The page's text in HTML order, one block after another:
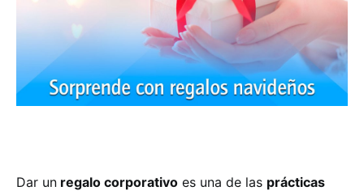
Dar un regalo corporativo es una de las prácticas